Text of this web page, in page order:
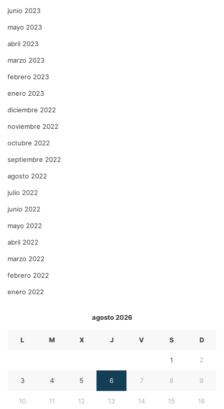
junio 2023
mayo 2023
abril 2023
marzo 2023
febrero 2023
enero 2023
diciembre 2022
noviembre 2022
octubre 2022
septiembre 2022
agosto 2022
julio 2022
junio 2022
mayo 2022
abril 2022
marzo 2022
febrero 2022
enero 2022
agosto 2026
L M X J V S D
1 2
3 4 5 6 7 8 9
10 11 12 13 14 15 16